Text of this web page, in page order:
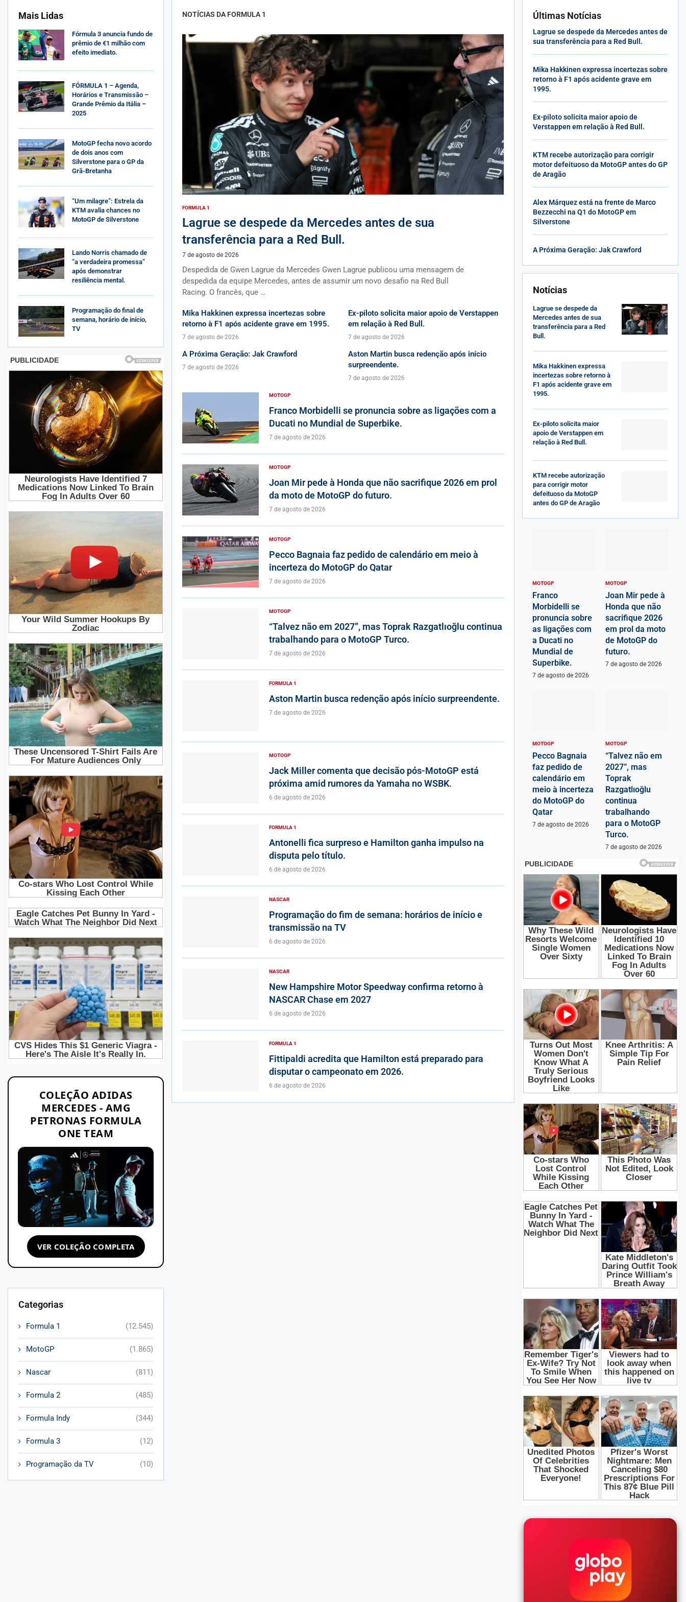
Mais Lidas
Fórmula 3 anuncia fundo de
prêmio de €1 milhão com
efeito imediato.
FÓRMULA 1 – Agenda,
Horários e Transmissão –
Grande Prêmio da Itália –
2025
MotoGP fecha novo acordo
de dois anos com
Silverstone para o GP da
Grã-Bretanha
“Um milagre”: Estrela da
KTM avalia chances no
MotoGP de Silverstone
Lando Norris chamado de
“a verdadeira promessa”
após demonstrar
resiliência mental.
Programação do final de
semana, horário de início,
TV
COLEÇÃO ADIDAS
MERCEDES - AMG
PETRONAS FORMULA
ONE TEAM
VER COLEÇÃO COMPLETA
Categorias
Formula 1 (12.545)
MotoGP (1.865)
Nascar (811)
Formula 2 (485)
Formula Indy (344)
Formula 3 (12)
Programação da TV (10)
NOTÍCIAS DA FORMULA 1
FORMULA 1
Lagrue se despede da Mercedes antes de sua
transferência para a Red Bull.
7 de agosto de 2026
Despedida de Gwen Lagrue da Mercedes Gwen Lagrue publicou uma mensagem de
despedida da equipe Mercedes, antes de assumir um novo desafio na Red Bull
Racing. O francês, que …
Mika Hakkinen expressa incertezas sobre
retorno à F1 após acidente grave em 1995.
7 de agosto de 2026
Ex-piloto solicita maior apoio de Verstappen
em relação à Red Bull.
7 de agosto de 2026
A Próxima Geração: Jak Crawford
7 de agosto de 2026
Aston Martin busca redenção após início
surpreendente.
7 de agosto de 2026
MOTOGP
Franco Morbidelli se pronuncia sobre as ligações com a
Ducati no Mundial de Superbike.
7 de agosto de 2026
MOTOGP
Joan Mir pede à Honda que não sacrifique 2026 em prol
da moto de MotoGP do futuro.
7 de agosto de 2026
MOTOGP
Pecco Bagnaia faz pedido de calendário em meio à
incerteza do MotoGP do Qatar
7 de agosto de 2026
MOTOGP
“Talvez não em 2027”, mas Toprak Razgatlıoğlu continua
trabalhando para o MotoGP Turco.
7 de agosto de 2026
FORMULA 1
Aston Martin busca redenção após início surpreendente.
7 de agosto de 2026
MOTOGP
Jack Miller comenta que decisão pós-MotoGP está
próxima amid rumores da Yamaha no WSBK.
6 de agosto de 2026
FORMULA 1
Antonelli fica surpreso e Hamilton ganha impulso na
disputa pelo título.
6 de agosto de 2026
NASCAR
Programação do fim de semana: horários de início e
transmissão na TV
6 de agosto de 2026
NASCAR
New Hampshire Motor Speedway confirma retorno à
NASCAR Chase em 2027
6 de agosto de 2026
FORMULA 1
Fittipaldi acredita que Hamilton está preparado para
disputar o campeonato em 2026.
6 de agosto de 2026
Últimas Notícias
Lagrue se despede da Mercedes antes de
sua transferência para a Red Bull.
Mika Hakkinen expressa incertezas sobre
retorno à F1 após acidente grave em
1995.
Ex-piloto solicita maior apoio de
Verstappen em relação à Red Bull.
KTM recebe autorização para corrigir
motor defeituoso da MotoGP antes do GP
de Aragão
Alex Márquez está na frente de Marco
Bezzecchi na Q1 do MotoGP em
Silverstone
A Próxima Geração: Jak Crawford
Notícias
Lagrue se despede da
Mercedes antes de sua
transferência para a Red
Bull.
Mika Hakkinen expressa
incertezas sobre retorno à
F1 após acidente grave em
1995.
Ex-piloto solicita maior
apoio de Verstappen em
relação à Red Bull.
KTM recebe autorização
para corrigir motor
defeituoso da MotoGP
antes do GP de Aragão
MOTOGP
Franco
Morbidelli se
pronuncia sobre
as ligações com
a Ducati no
Mundial de
Superbike.
7 de agosto de 2026
MOTOGP
Joan Mir pede à
Honda que não
sacrifique 2026
em prol da moto
de MotoGP do
futuro.
7 de agosto de 2026
MOTOGP
Pecco Bagnaia
faz pedido de
calendário em
meio à incerteza
do MotoGP do
Qatar
7 de agosto de 2026
MOTOGP
“Talvez não em
2027”, mas
Toprak
Razgatlıoğlu
continua
trabalhando
para o MotoGP
Turco.
7 de agosto de 2026